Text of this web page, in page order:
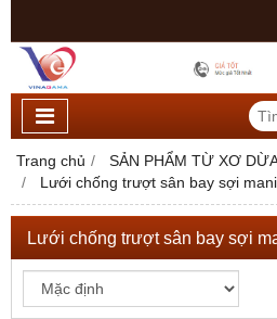
Trang chủ
SẢN PHẨM TỪ XƠ
Lưới chống trượt sân bay sợi
Lưới chống trượt sân bay sợi